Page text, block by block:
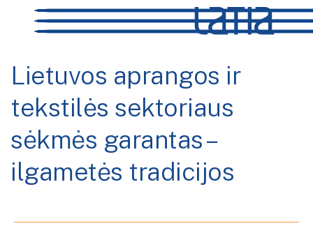
Lietuvos aprangos ir
tekstilės sektoriaus
sėkmės garantas –
ilgametės tradicijos